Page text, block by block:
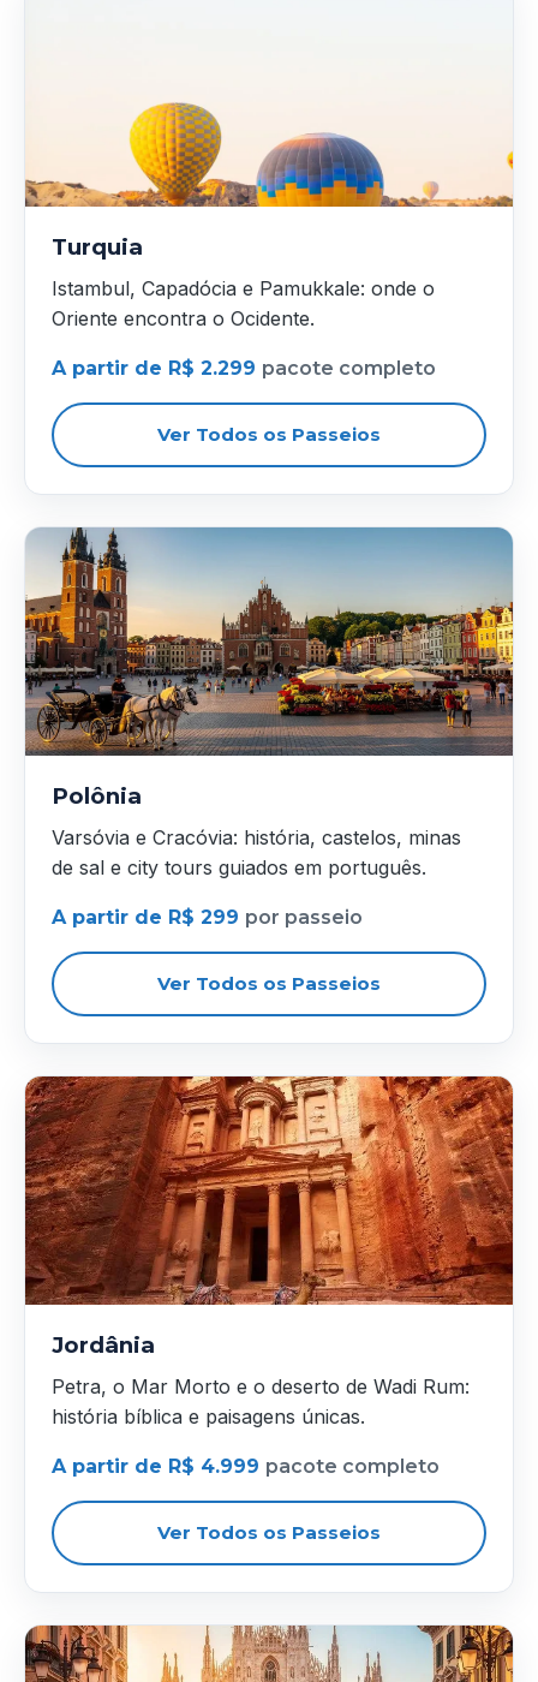
Turquia
Istambul, Capadócia e Pamukkale: onde o
Oriente encontra o Ocidente.
A partir de R$ 2.299 pacote completo
Ver Todos os Passeios
Polônia
Varsóvia e Cracóvia: história, castelos, minas
de sal e city tours guiados em português.
A partir de R$ 299 por passeio
Ver Todos os Passeios
Jordânia
Petra, o Mar Morto e o deserto de Wadi Rum:
história bíblica e paisagens únicas.
A partir de R$ 4.999 pacote completo
Ver Todos os Passeios